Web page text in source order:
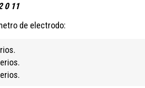
0 11
de electrodo: